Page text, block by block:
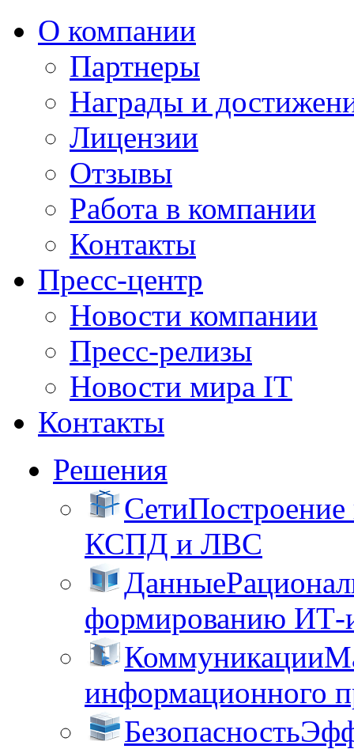
О компании
Партнеры
Награды и
Лицензии
Отзывы
Работа в компании
Контакты
Пресс-центр
Новости компании
Пресс-релизы
Новости мира IT
Контакты
Решения
Сети
КСПД и ЛВС
Данные
формированию ИТ-
Коммуникации
информационного
Безопасность